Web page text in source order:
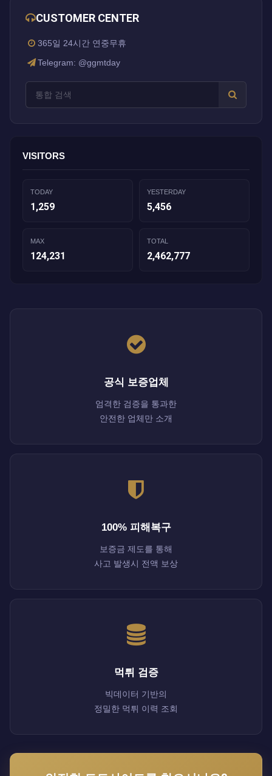
CUSTOMER CENTER
365일 24시간 연중무휴
Telegram: @ggmtday
VISITORS
TODAY
1,259
YESTERDAY
5,456
MAX
124,231
TOTAL
2,462,777
공식 보증업체
엄격한 검증을 통과한
안전한 업체만 소개
100% 피해복구
보증금 제도를 통해
사고 발생시 전액 보상
먹튀 검증
빅데이터 기반의
정밀한 먹튀 이력 조회